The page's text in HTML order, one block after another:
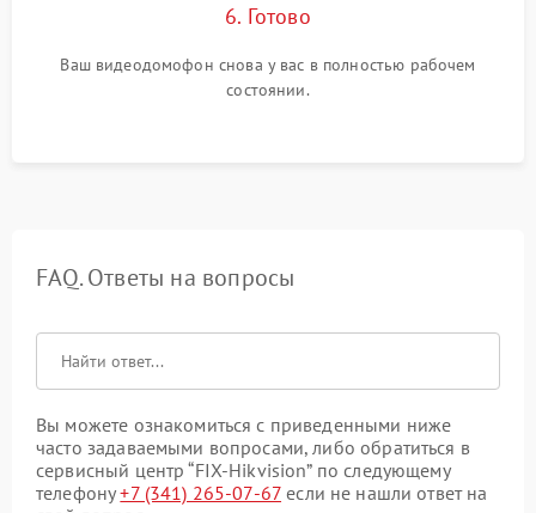
6. Готово
Ваш видеодомофон снова у вас в полностью рабочем
состоянии.
FAQ. Ответы на вопросы
Вы можете ознакомиться с приведенными ниже
часто задаваемыми вопросами, либо обратиться в
сервисный центр “FIX-Hikvision” по следующему
телефону+7 (341) 265-07-67 если не нашли ответ на